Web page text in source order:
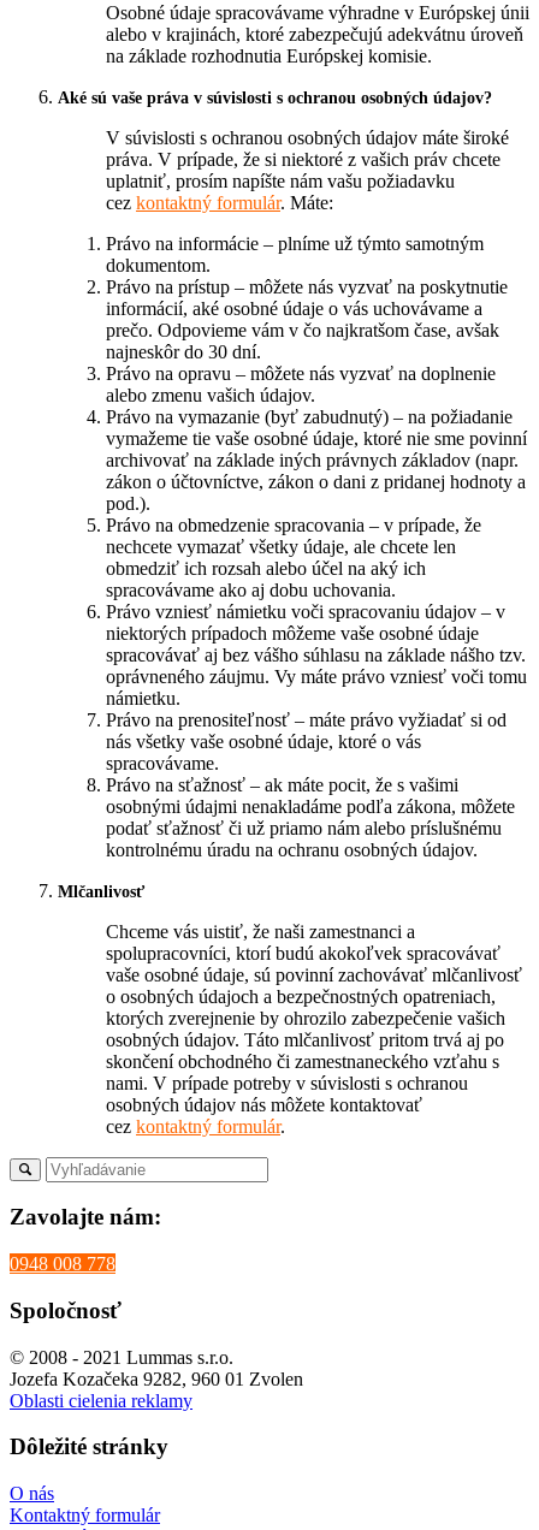
Osobné údaje spracovávame výhradne v Európskej únii
alebo v krajinách, ktoré zabezpečujú adekvátnu úroveň
na základe rozhodnutia Európskej komisie.
Aké sú vaše práva v súvislosti s ochranou osobných údajov?
V súvislosti s ochranou osobných údajov máte široké
práva. V prípade, že si niektoré z vašich práv chcete
uplatniť, prosím napíšte nám vašu požiadavku
cez kontaktný formulár. Máte:
Právo na informácie – plníme už týmto samotným
dokumentom.
Právo na prístup – môžete nás vyzvať na poskytnutie
informácií, aké osobné údaje o vás uchovávame a
prečo. Odpovieme vám v čo najkratšom čase, avšak
najneskôr do 30 dní.
Právo na opravu – môžete nás vyzvať na doplnenie
alebo zmenu vašich údajov.
Právo na vymazanie (byť zabudnutý) – na požiadanie
vymažeme tie vaše osobné údaje, ktoré nie sme povinní
archivovať na základe iných právnych základov (napr.
zákon o účtovníctve, zákon o dani z pridanej hodnoty a
pod.).
Právo na obmedzenie spracovania – v prípade, že
nechcete vymazať všetky údaje, ale chcete len
obmedziť ich rozsah alebo účel na aký ich
spracovávame ako aj dobu uchovania.
Právo vzniesť námietku voči spracovaniu údajov – v
niektorých prípadoch môžeme vaše osobné údaje
spracovávať aj bez vášho súhlasu na základe nášho tzv.
oprávneného záujmu. Vy máte právo vzniesť voči tomu
námietku.
Právo na prenositeľnosť – máte právo vyžiadať si od
nás všetky vaše osobné údaje, ktoré o vás
spracovávame.
Právo na sťažnosť – ak máte pocit, že s vašimi
osobnými údajmi nenakladáme podľa zákona, môžete
podať sťažnosť či už priamo nám alebo príslušnému
kontrolnému úradu na ochranu osobných údajov.
Mlčanlivosť
Chceme vás uistiť, že naši zamestnanci a
spolupracovníci, ktorí budú akokoľvek spracovávať
vaše osobné údaje, sú povinní zachovávať mlčanlivosť
o osobných údajoch a bezpečnostných opatreniach,
ktorých zverejnenie by ohrozilo zabezpečenie vašich
osobných údajov. Táto mlčanlivosť pritom trvá aj po
skončení obchodného či zamestnaneckého vzťahu s
nami. V prípade potreby v súvislosti s ochranou
osobných údajov nás môžete kontaktovať
cez kontaktný formulár.
Zavolajte nám:
0948 008 778
Spoločnosť
© 2008 - 2021 Lummas s.r.o.
Jozefa Kozačeka 9282, 960 01 Zvolen
Oblasti cielenia reklamy
Dôležité stránky
O nás
Kontaktný formulár